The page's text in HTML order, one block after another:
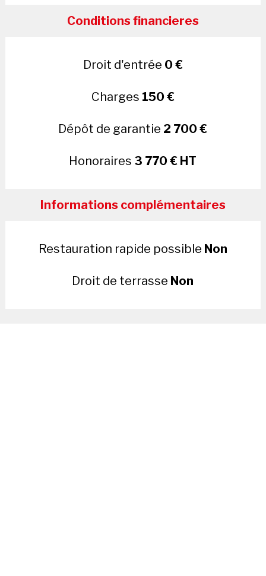
Conditions financieres
Droit d'entrée 0 €
Charges 150 €
Dépôt de garantie 2 700 €
Honoraires 3 770 € HT
Informations complémentaires
Restauration rapide possible Non
Droit de terrasse Non